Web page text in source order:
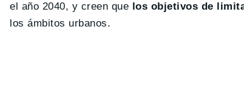
el año 2040, y creen que los objetivos de
los ámbitos urbanos.